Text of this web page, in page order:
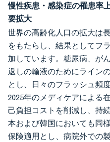
慢性疾患・感染症の罹患率
要拡大
世界の高齢化人口の拡大は
をもたらし、結果としてフ
加しています。糖尿病、が
返しの輸液のためにライン
とし、日々のフラッシュ頻
2025年のメディケアによる
己負担コストを削減し、持
本および韓国においても同
保険適用とし、病院外での